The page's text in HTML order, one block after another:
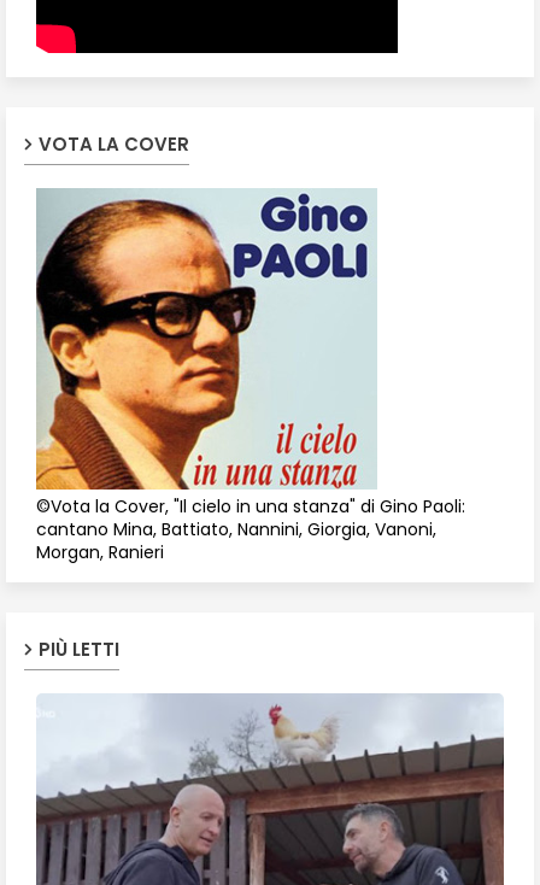
VOTA LA COVER
©Vota la Cover, "Il cielo in una stanza" di Gino Paoli:
cantano Mina, Battiato, Nannini, Giorgia, Vanoni,
Morgan, Ranieri
PIÙ LETTI